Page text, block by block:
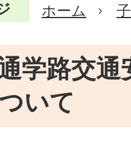
ホーム
学路交通
いて